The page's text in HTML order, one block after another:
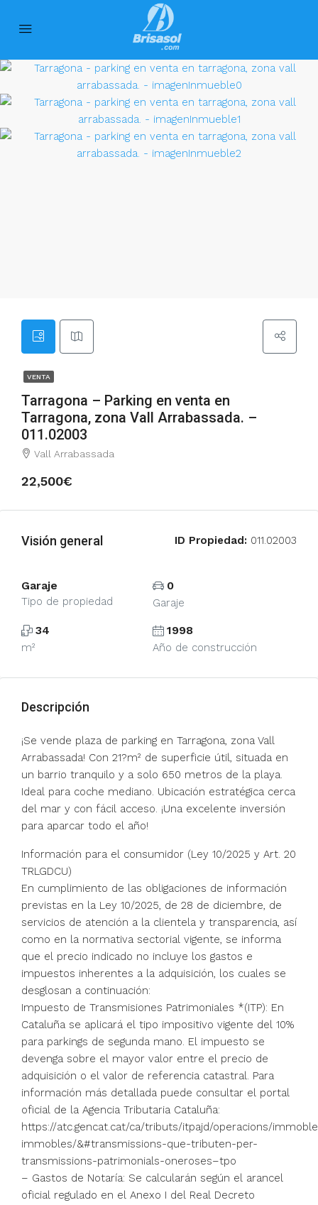
VENTA
Tarragona – Parking en venta en
Tarragona, zona Vall Arrabassada. –
011.02003
Vall Arrabassada
22,500€
Visión general ID Propiedad: 011.02003
Garaje
Tipo de propiedad
0
Garaje
34
m²
1998
Año de construcción
Descripción
¡Se vende plaza de parking en Tarragona, zona Vall
Arrabassada! Con 21?m² de superficie útil, situada en
un barrio tranquilo y a solo 650 metros de la playa.
Ideal para coche mediano. Ubicación estratégica cerca
del mar y con fácil acceso. ¡Una excelente inversión
para aparcar todo el año!
Información para el consumidor (Ley 10/2025 y Art. 20
TRLGDCU)
En cumplimiento de las obligaciones de información
previstas en la Ley 10/2025, de 28 de diciembre, de
servicios de atención a la clientela y transparencia, así
como en la normativa sectorial vigente, se informa
que el precio indicado no incluye los gastos e
impuestos inherentes a la adquisición, los cuales se
desglosan a continuación:
Impuesto de Transmisiones Patrimoniales *(ITP): En
Cataluña se aplicará el tipo impositivo vigente del 10%
para parkings de segunda mano. El impuesto se
devenga sobre el mayor valor entre el precio de
adquisición o el valor de referencia catastral. Para
información más detallada puede consultar el portal
oficial de la Agencia Tributaria Cataluña:
https://atc.gencat.cat/ca/tributs/itpajd/operacions/
immobles/&#transmissions-que-tributen-per-
transmissions-patrimonials-oneroses–tpo
– Gastos de Notaría: Se calcularán según el arancel
oficial regulado en el Anexo I del Real Decreto